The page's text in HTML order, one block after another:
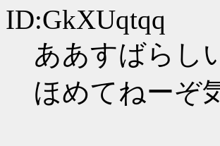
ID:GkXUqtqq
ああすばらし
ほめてねーぞ